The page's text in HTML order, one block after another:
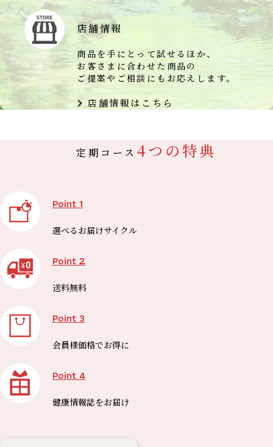
店舗情報
商品を手にとって試せるほか、
お客さまに合わせた商品の
ご提案やご相談にもお応えします。
店舗情報はこちら
定期コース 4つの特典
Point 1
選べる お届けサイクル
Point 2
送料無料
Point 3
会員様価格でお得に
Point 4
健康情報誌をお届け